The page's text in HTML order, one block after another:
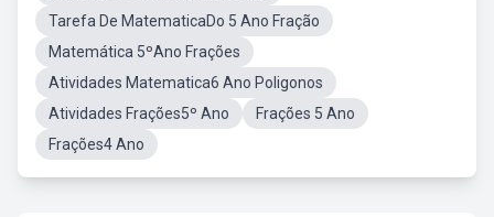
Tarefa De MatematicaDo 5 Ano Fração
Matemática 5ºAno Frações
Atividades Matematica6 Ano Poligonos
Atividades Frações5º Ano
Frações 5 Ano
Frações4 Ano